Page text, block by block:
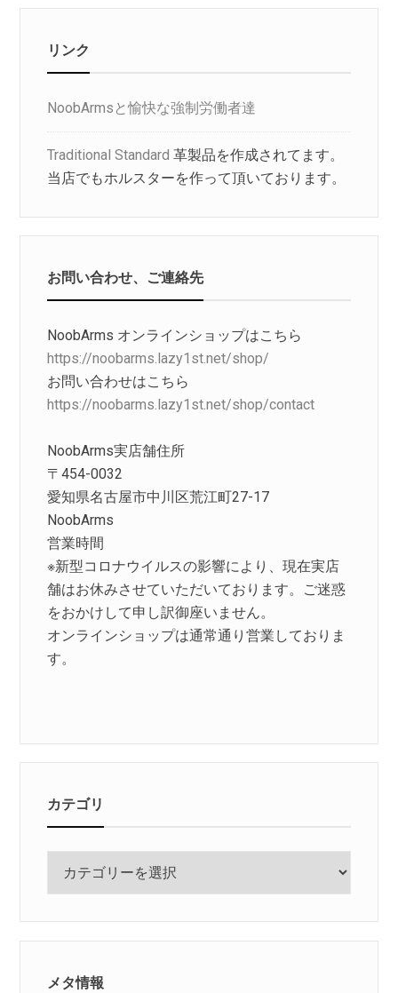
リンク
NoobArmsと愉快な強制労働者達
Traditional Standard 革製品を作成されてます。
当店でもホルスターを作って頂いております。
お問い合わせ、ご連絡先
NoobArms オンラインショップはこちら
https://noobarms.lazy1st.net/shop/
お問い合わせはこちら
https://noobarms.lazy1st.net/shop/contact
NoobArms実店舗住所
〒454-0032
愛知県名古屋市中川区荒江町27-17
NoobArms
営業時間
※新型コロナウイルスの影響により、現在実店
舗はお休みさせていただいております。ご迷惑
をおかけして申し訳御座いません。
オンラインショップは通常通り営業しておりま
す。
カテゴリ
メタ情報